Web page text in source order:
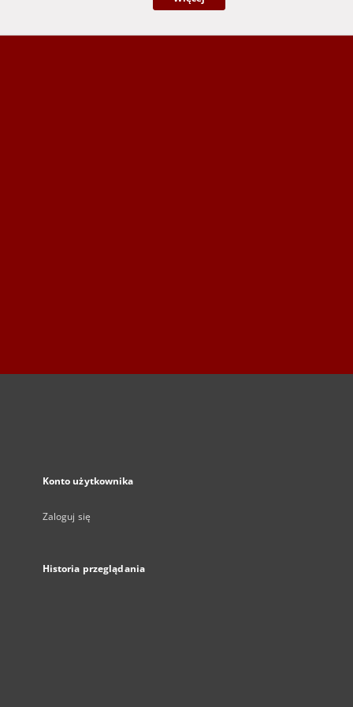
Konto użytkownika
Zaloguj się
Historia przeglądania